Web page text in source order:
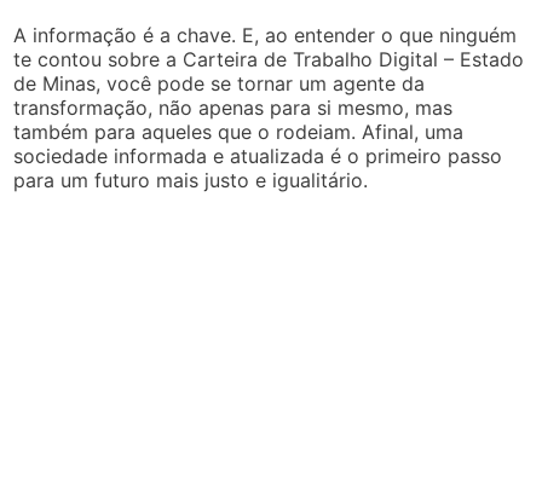
A informação é a chave. E, ao entender o que ninguém
te contou sobre a Carteira de Trabalho Digital – Estado
de Minas, você pode se tornar um agente da
transformação, não apenas para si mesmo, mas
também para aqueles que o rodeiam. Afinal, uma
sociedade informada e atualizada é o primeiro passo
para um futuro mais justo e igualitário.